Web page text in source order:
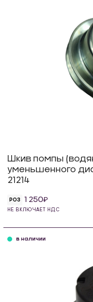
Шкив помпы
уменьшенного
21214
РОЗ 1 250
НЕ ВКЛЮЧАЕТ НДС
в наличии